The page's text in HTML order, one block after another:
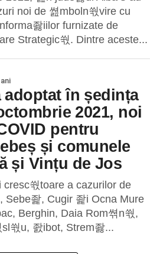
noi de 쎮mboln쒃vire cu
좛iilor furnizate de
Strategic쒃. Dintre aceste...
adoptat în ședința
2021, noi
pentru
și comunele
și Vințu de Jos
쒃toare a cazurilor de
Sebe좙, Cugir 좙i Ocna Mure
Berghin, Daia Rom쎢n쒃,
쒃u, 좘ibot, Strem좛...